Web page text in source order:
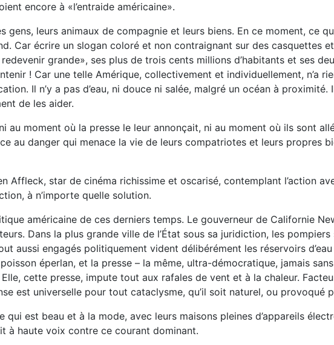
encore à «l’entraide américaine».
leurs animaux de compagnie et leurs biens. En ce moment, ce
Car écrire un slogan coloré et non contraignant sur des casquettes
grande», ses plus de trois cents millions d’habitants et ses
! Car une telle Amérique, collectivement et individuellement, n’a
Il n’y a pas d’eau, ni douce ni salée, malgré un océan à proximité.
de les aider.
au moment où la presse le leur annonçait, ni au moment où ils sont
au danger qui menace la vie de leurs compatriotes et leurs propres
Affleck, star de cinéma richissime et oscarisé, contemplant l’action
à n’importe quelle solution.
américaine de ces derniers temps. Le gouverneur de Californie
Dans la plus grande ville de l’État sous sa juridiction, les
aussi engagés politiquement vident délibérément les réservoirs
éperlan, et la presse – la même, ultra-démocratique, jamais
cette presse, impute tout aux rafales de vent et à la chaleur.
est universelle pour tout cataclysme, qu’il soit naturel, ou provoqué
est beau et à la mode, avec leurs maisons pleines d’appareils
à haute voix contre ce courant dominant.